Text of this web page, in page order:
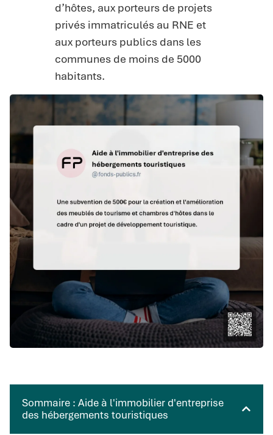
d’hôtes, aux porteurs de projets
privés immatriculés au RNE et
aux porteurs publics dans les
communes de moins de 5000
habitants.
Sommaire : Aide à l'immobilier d'entreprise
des hébergements touristiques